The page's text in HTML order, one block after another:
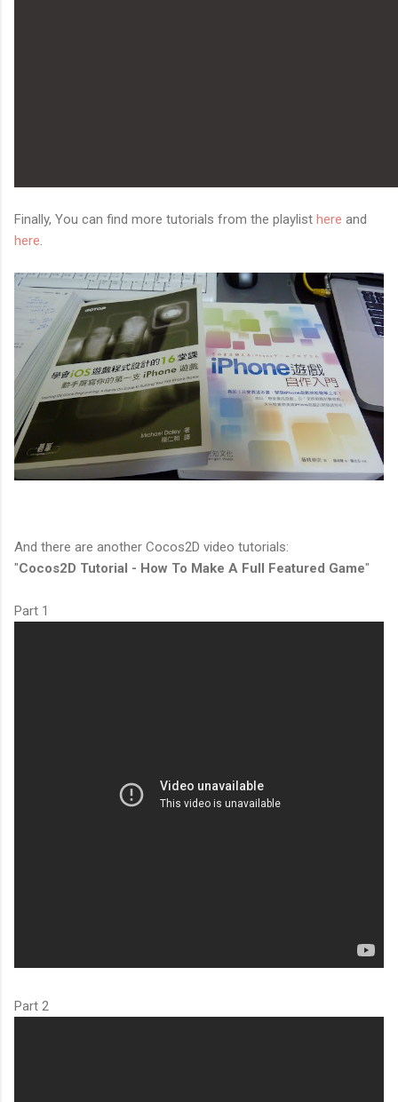
Finally, You can find more tutorials from the playlist here and
here
And there are another Cocos2D video tutorials:
"Cocos2D Tutorial - How To Make A Full Featured Game"
Part 1
Part 2